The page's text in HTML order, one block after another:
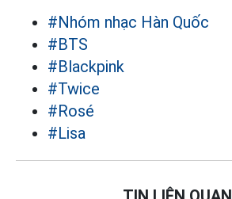
#Nhóm nhạc Hàn Quốc
#BTS
#Blackpink
#Twice
#Rosé
#Lisa